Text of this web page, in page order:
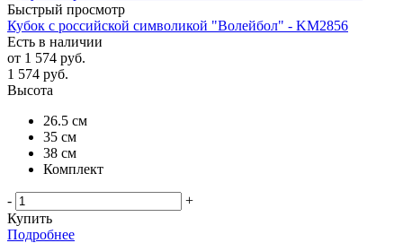
Быстрый просмотр
Кубок с российской символикой "Волейбол" - KM2856
Есть в наличии
от 1 574 руб.
1 574 руб.
Высота
26.5 см
35 см
38 см
Комплект
-
+
Купить
Подробнее